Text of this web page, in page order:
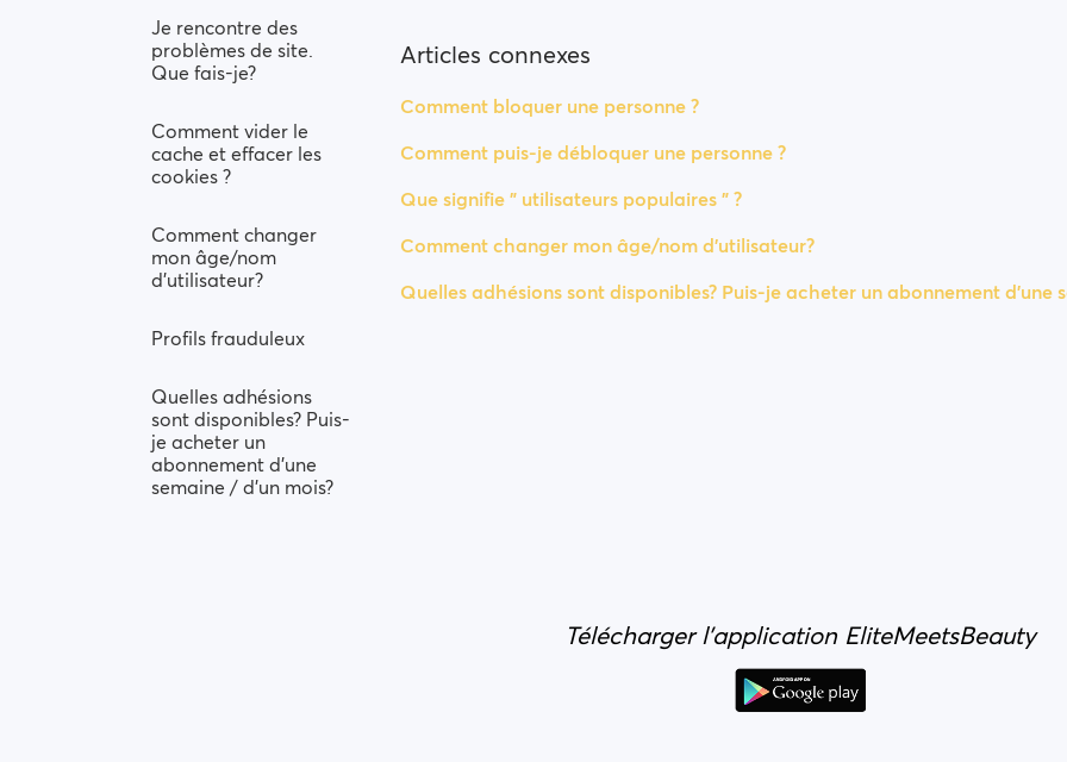
Je rencontre des
problèmes de site.
Que fais-je?
Comment vider le
cache et effacer les
cookies ?
Comment changer
mon âge/nom
d'utilisateur?
Profils frauduleux
Quelles adhésions
sont disponibles? Puis-
je acheter un
abonnement d'une
semaine / d'un mois?
Articles connexes
Comment bloquer une personne ?
Comment puis-je débloquer une personne ?
Que signifie " utilisateurs populaires " ?
Comment changer mon âge/nom d'utilisateur?
Quelles adhésions sont disponibles? Puis-je acheter un abonnement d'une
Télécharger l'application EliteMeetsBeauty